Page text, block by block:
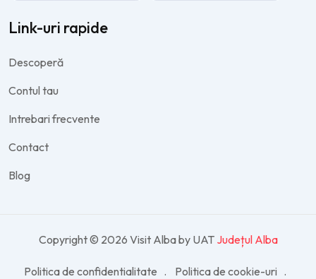
Link-uri rapide
Descoperă
Contul tau
Intrebari frecvente
Contact
Blog
Copyright © 2026 Visit Alba by UAT Județul Alba
Politica de confidentialitate Politica de cookie-uri